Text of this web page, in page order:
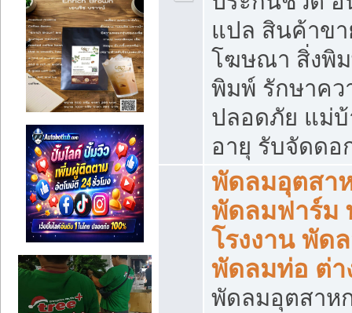
แปล สินค้าขา
โฆษณา สิ่งพิ
พิมพ์ รักษาคว
ปลอดภัย แม่บ้
อายุ รับจัดดอ
พัดลมอุตสา
พัดลมฟาร์ม
โรงงาน พัด
พัดลมท่อ ต่า
พัดลมอุตสาห